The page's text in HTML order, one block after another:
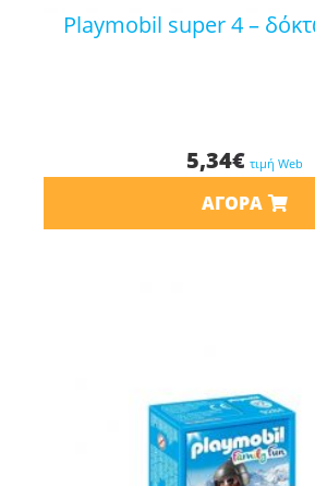
playmobil super 4 –
5,34€ τιμή Web
ΑΓΟΡΆ